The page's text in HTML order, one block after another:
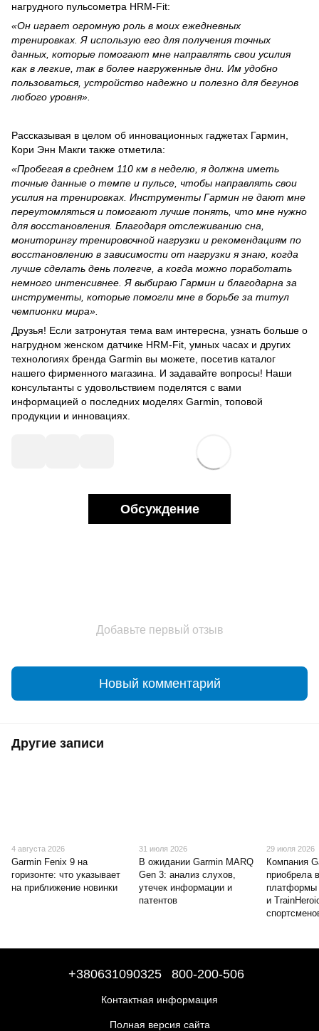
нагрудного пульсометра HRM-Fit:
«Он играет огромную роль в моих ежедневных
тренировках. Я использую его для получения точных
данных, которые помогают мне направлять свои усилия
как в легкие, так в более нагруженные дни. Им удобно
пользоваться, устройство надежно и полезно для бегунов
любого уровня».
Рассказывая в целом об инновационных гаджетах Гармин,
Кори Энн Макги также отметила:
«Пробегая в среднем 110 км в неделю, я должна иметь
точные данные о темпе и пульсе, чтобы направлять свои
усилия на тренировках. Инструменты Гармин не дают мне
переутомляться и помогают лучше понять, что мне нужно
для восстановления. Благодаря отслеживанию сна,
мониторингу тренировочной нагрузки и рекомендациям по
восстановлению в зависимости от нагрузки я знаю, когда
лучше сделать день полегче, а когда можно поработать
немного интенсивнее. Я выбираю Гармин и благодарна за
инструменты, которые помогли мне в борьбе за титул
чемпионки мира».
Друзья! Если затронутая тема вам интересна, узнать больше о
нагрудном женском датчике HRM-Fit, умных часах и других
технологиях бренда Garmin вы можете, посетив каталог
нашего фирменного магазина. И задавайте вопросы! Наши
консультанты с удовольствием поделятся с вами
информацией о последних моделях Garmin, топовой
продукции и инновациях.
Обсуждение
Добавьте первый отзыв
Новый комментарий
Другие записи
4 августа 2026
Garmin Fenix 9 на
горизонте: что указывает
на приближение новинки
31 июля 2026
В ожидании Garmin MARQ
Gen 3: анализ слухов,
утечек информации и
патентов
29 июля 2026
Компания
приобрела
платформы
и
+380631090325 800-200-506
Контактная информация
Полная версия сайта